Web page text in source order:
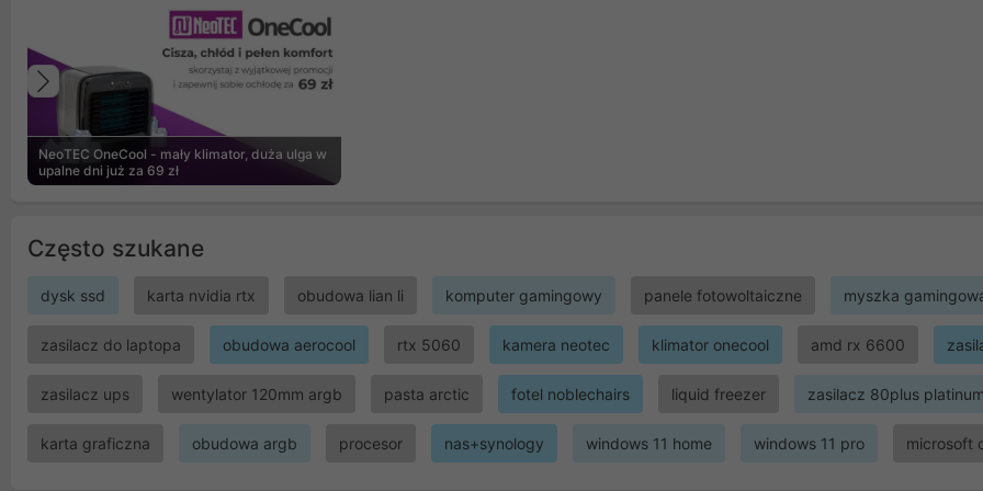
NeoTEC OneCool - mały klimator, duża ulga w
upalne dni już za 69 zł
Poprzedni
Często szukane
dysk ssd karta nvidia rtx obudowa lian li komputer gamingowy panele fotowoltaiczne myszka
zasilacz do laptopa obudowa aerocool rtx 5060 kamera neotec klimator onecool amd rx 6600
zasilacz ups wentylator 120mm argb pasta arctic fotel noblechairs liquid freezer zasilacz 80plus platinum
karta graficzna obudowa argb procesor nas+synology windows 11 home windows 11 pro microsoft